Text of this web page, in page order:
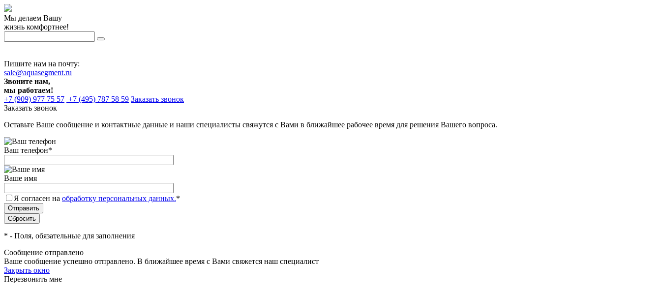
Мы делаем Вашу
жизнь комфортнее!
Пишите нам на почту:
sale@aquasegment.ru
Звоните нам,
мы работаем!
+7 (909) 977 75 57 +7 (495) 787 58 59 Заказать звонок
Заказать звонок
Оставьте Ваше сообщение и контактные данные и наши специалисты свяжутся с Вами в ближайшее рабочее время для решения Вашего вопроса.
Ваш телефон*
Ваше имя
Я согласен на обработку персональных данных.*
* - Поля, обязательные для заполнения
Сообщение отправлено
Ваше сообщение успешно отправлено. В ближайшее время с Вами свяжется наш специалист
Закрыть окно
Перезвонить мне